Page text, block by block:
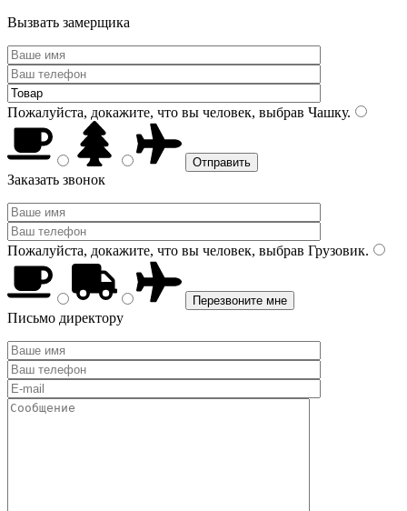
Вызвать замерщика
Пожалуйста, докажите, что вы человек, выбрав Чашку.
Заказать звонок
Пожалуйста, докажите, что вы человек, выбрав Грузовик.
Письмо директору